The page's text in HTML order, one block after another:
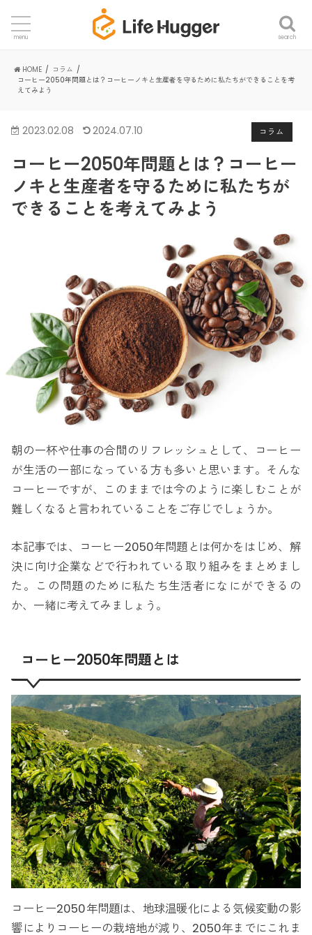
search
menu
HOME
コラム
コーヒー2050年問題とは？コーヒーノキと生産者を守るために私たちができることを考
えてみよう
コラム
2023.02.08 2024.07.10
コーヒー2050年問題とは？コーヒー
ノキと生産者を守るために私たちが
できることを考えてみよう
朝の一杯や仕事の合間のリフレッシュとして、コーヒー
が生活の一部になっている方も多いと思います。そんな
コーヒーですが、このままでは今のように楽しむことが
難しくなると言われていることをご存じでしょうか。
本記事では、コーヒー2050年問題とは何かをはじめ、解
決に向け企業などで行われている取り組みをまとめまし
た。この問題のために私たち生活者になにができるの
か、一緒に考えてみましょう。
コーヒー2050年問題とは
コーヒー2050年問題は、地球温暖化による気候変動の影
響によりコーヒーの栽培地が減り、2050年までにこれま